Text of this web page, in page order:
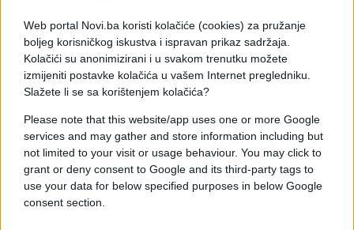
Web portal Novi.ba koristi kolačiće (cookies) za pružanje
boljeg korisničkog iskustva i ispravan prikaz sadržaja.
Kolačići su anonimizirani i u svakom trenutku možete
izmijeniti postavke kolačića u vašem Internet pregledniku.
Slažete li se sa korištenjem kolačića?
Please note that this website/app uses one or more Google
services and may gather and store information including but
not limited to your visit or usage behaviour. You may click to
grant or deny consent to Google and its third-party tags to
use your data for below specified purposes in below Google
consent section.
Ovi predmeti pomažu u unošenju dobre energije u
dom. Na primjer, ako nabavite biljku žada, odnosno
biljku novca, unosite energiju drveta. Osim biljaka,
možete dodati i malu fontanu, ali vodite računa da
voda bude čista, jer je prljava i ustajala voda
protivna pravilima Feng Shuija. Ako vam je teško
pronaći predmete koji sadrže vodu, možete se
odlučiti za umjetnička djela sa motivima vode.
Popravite polomljene stvari